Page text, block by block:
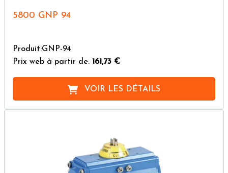
5800 GNP 94
Produit:GNP-94
Prix web à partir de: 161,73 €
VOIR LES DÉTAILS